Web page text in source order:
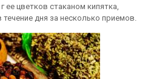
ее цветков стаканом кипятка,
дня за несколько приемов.